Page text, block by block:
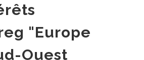
"Europe
Ouest